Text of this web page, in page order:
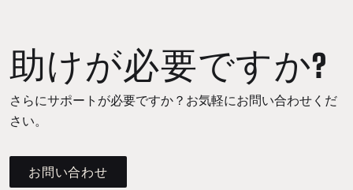
助けが必要ですか?
さらにサポートが必要ですか？お気軽にお問い合わせくだ
さい。
お問い合わせ